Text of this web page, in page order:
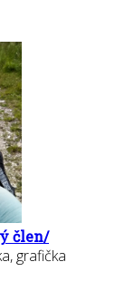
člen/
grafička